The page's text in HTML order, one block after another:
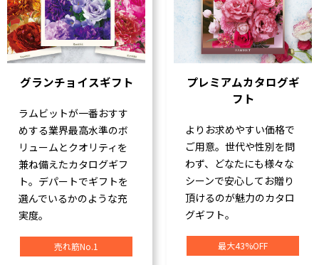
グランチョイスギフト
ラムビットが一番おすす
めする業界最高水準のボ
リュームとクオリティを
兼ね備えたカタログギフ
ト。デパートでギフトを
選んでいるかのような充
実度。
売れ筋No.1
プレミアムカタログギ
フト
よりお求めやすい価格で
ご用意。世代や性別を問
わず、どなたにも様々な
シーンで安心してお贈り
頂けるのが魅力のカタロ
グギフト。
最大43%OFF